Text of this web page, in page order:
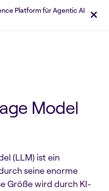
Platform für Agentic AI
Model
(LLM) ist ein
seine enorme
Größe wird durch KI-